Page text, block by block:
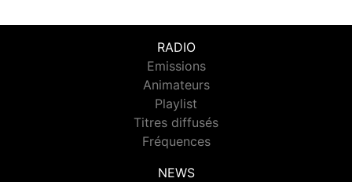
RADIO
Emissions
Animateurs
Playlist
Titres diffusés
Fréquences
NEWS